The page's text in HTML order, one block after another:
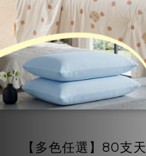
【多色任選】80支天